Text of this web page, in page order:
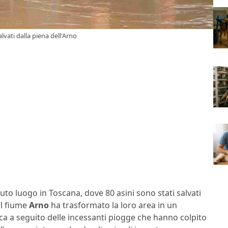
dalla piena dell'Arno
luogo in Toscana, dove 80 asini sono stati salvati
fiumeArno ha trasformato la loro area in un
a seguito delle incessanti piogge che hanno colpito